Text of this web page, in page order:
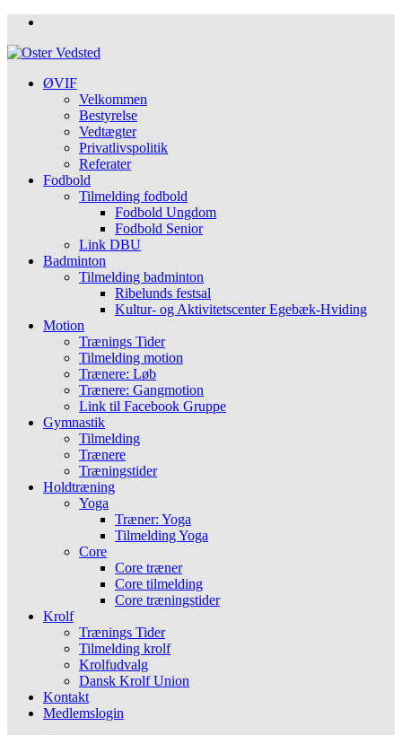
ØVIF
Velkommen
Bestyrelse
Vedtægter
Privatlivspolitik
Referater
Fodbold
Tilmelding fodbold
Fodbold Ungdom
Fodbold Senior
Link DBU
Badminton
Tilmelding badminton
Ribelunds festsal
Kultur- og Aktivitetscenter Egebæk-Hviding
Motion
Trænings Tider
Tilmelding motion
Trænere: Løb
Trænere: Gangmotion
Link til Facebook Gruppe
Gymnastik
Tilmelding
Trænere
Træningstider
Holdtræning
Yoga
Træner: Yoga
Tilmelding Yoga
Core
Core træner
Core tilmelding
Core træningstider
Krolf
Trænings Tider
Tilmelding krolf
Krolfudvalg
Dansk Krolf Union
Kontakt
Medlemslogin